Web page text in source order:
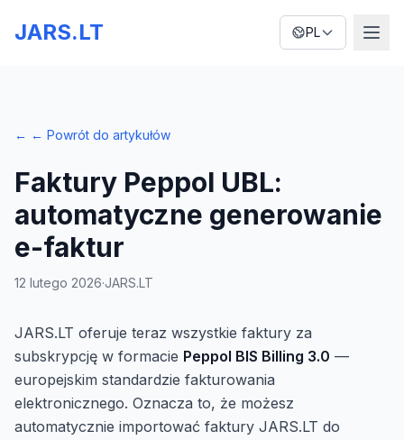
JARS.LT PL
← ← Powrót do artykułów
Faktury Peppol UBL:
automatyczne generowanie
e-faktur
12 lutego 2026·JARS.LT
JARS.LT oferuje teraz wszystkie faktury za
subskrypcję w formacie Peppol BIS Billing 3.0 —
europejskim standardzie fakturowania
elektronicznego. Oznacza to, że możesz
automatycznie importować faktury JARS.LT do